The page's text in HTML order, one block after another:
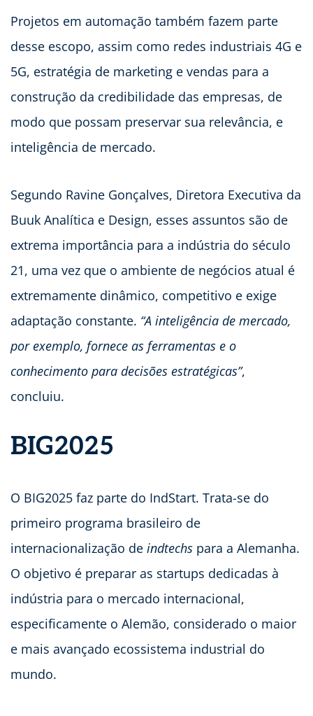
Projetos em automação também fazem parte
desse escopo, assim como redes industriais 4G e
5G, estratégia de marketing e vendas para a
construção da credibilidade das empresas, de
modo que possam preservar sua relevância, e
inteligência de mercado.
Segundo Ravine Gonçalves, Diretora Executiva da
Buuk Analítica e Design, esses assuntos são de
extrema importância para a indústria do século
21, uma vez que o ambiente de negócios atual é
extremamente dinâmico, competitivo e exige
adaptação constante. “A inteligência de mercado,
por exemplo, fornece as ferramentas e o
conhecimento para decisões estratégicas”,
concluiu.
BIG2025
O BIG2025 faz parte do IndStart. Trata-se do
primeiro programa brasileiro de
internacionalização de indtechs para a Alemanha.
O objetivo é preparar as startups dedicadas à
indústria para o mercado internacional,
especificamente o Alemão, considerado o maior
e mais avançado ecossistema industrial do
mundo.